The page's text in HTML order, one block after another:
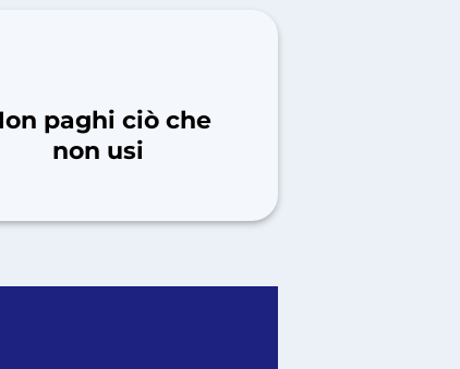
paghi ciò che
non usi